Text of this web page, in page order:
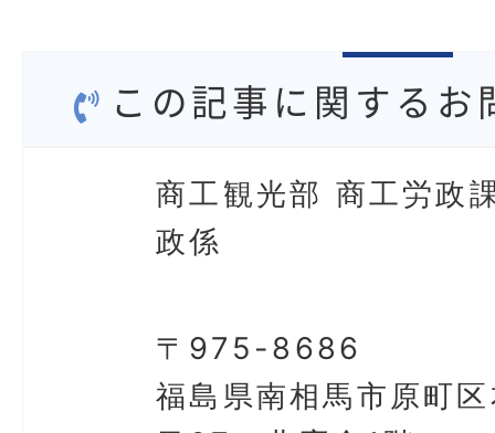
この記事に関するお
商工観光部 商工労政
政係
〒975-8686
福島県南相馬市原町